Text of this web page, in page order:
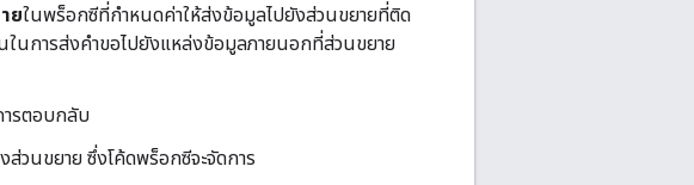
ยในพร็อกซีที่กำหนดค่าให้ส่งข้อมูลไปยังส่วนขยายที่ติด
ในการส่งคําขอไปยังแหล่งข้อมูลภายนอกที่ส่วนขยาย
ารตอบกลับ
วนขยาย ซึ่งโค้ดพร็อกซีจะจัดการ